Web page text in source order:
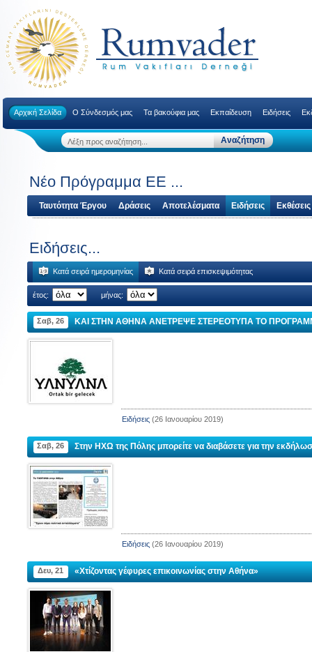
Αρχική Σελίδα Ο Σύνδεσμός μας Τα βακούφια μας Εκπαίδευση Ειδήσεις
Νέο Πρόγραμμα ΕΕ ...
Ταυτότητα Έργου Δράσεις Αποτελέσματα Ειδήσεις Εκθέσεις
Ειδήσεις...
Κατά σειρά ημερομηνίας Κατά σειρά επισκεψιμότητας
έτος: μήνας:
Σαβ, 26 ΚΑΙ ΣΤΗΝ ΑΘΗΝΑ ΑΝΕΤΡΕΨΕ ΣΤΕΡΕΟΤΥΠΑ ΤΟ
Ειδήσεις (26 Ιανουαρίου 2019)
Σαβ, 26 Στην ΗΧΩ της Πόλης μπορείτε να διαβάσετε για την
Ειδήσεις (26 Ιανουαρίου 2019)
Δευ, 21 «Χτίζοντας γέφυρες επικοινωνίας στην Αθήνα»
ΚΟΙΝΟΤΗΤΑ ΑΓΙΑΣ ΠΑΡΑΣΚΕΥΗΣ
ΜΠΕΙΚΟΖ
Ηλεκτρονική διεύθυνση
agiaparaskevi.beykoz@gmail.com
Διεύθυνση :
Zeytinburnu,
Τηλέφωνο :